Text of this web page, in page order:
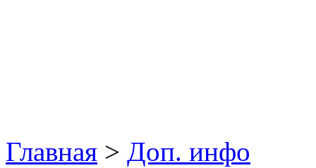
Главная > Доп. инфо